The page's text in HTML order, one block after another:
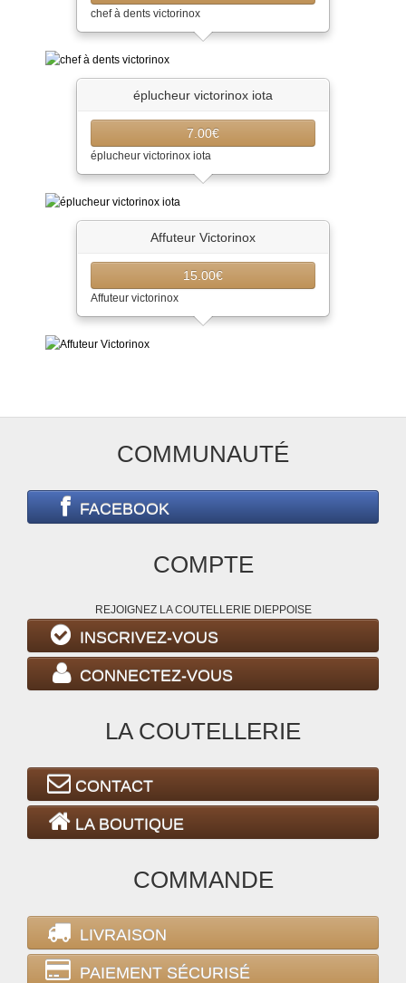
chef à dents victorinox
éplucheur victorinox iota
7.00€
éplucheur victorinox iota
Affuteur Victorinox
15.00€
Affuteur victorinox
COMMUNAUTÉ
FACEBOOK
COMPTE
REJOIGNEZ LA COUTELLERIE DIEPPOISE
INSCRIVEZ-VOUS
CONNECTEZ-VOUS
LA COUTELLERIE
CONTACT
LA BOUTIQUE
COMMANDE
LIVRAISON
PAIEMENT SÉCURISÉ